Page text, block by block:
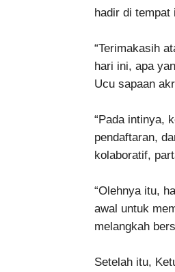
hadir di tempat
“Terimakasih
hari ini, apa
Ucu sapaan
“Pada intinya,
pendaftaran,
kolaboratif,
“Olehnya itu,
awal untuk
melangkah
Setelah itu,